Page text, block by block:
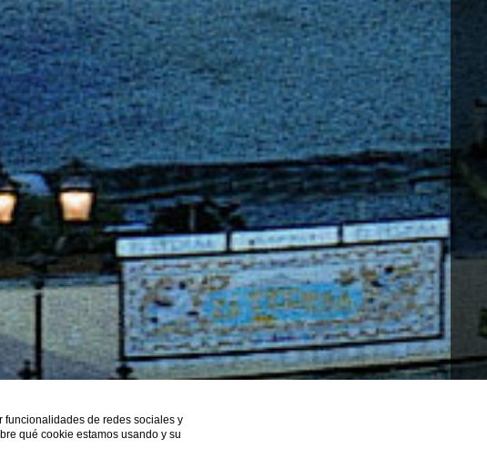
funcionalidades de redes sociales y
qué cookie estamos usando y su